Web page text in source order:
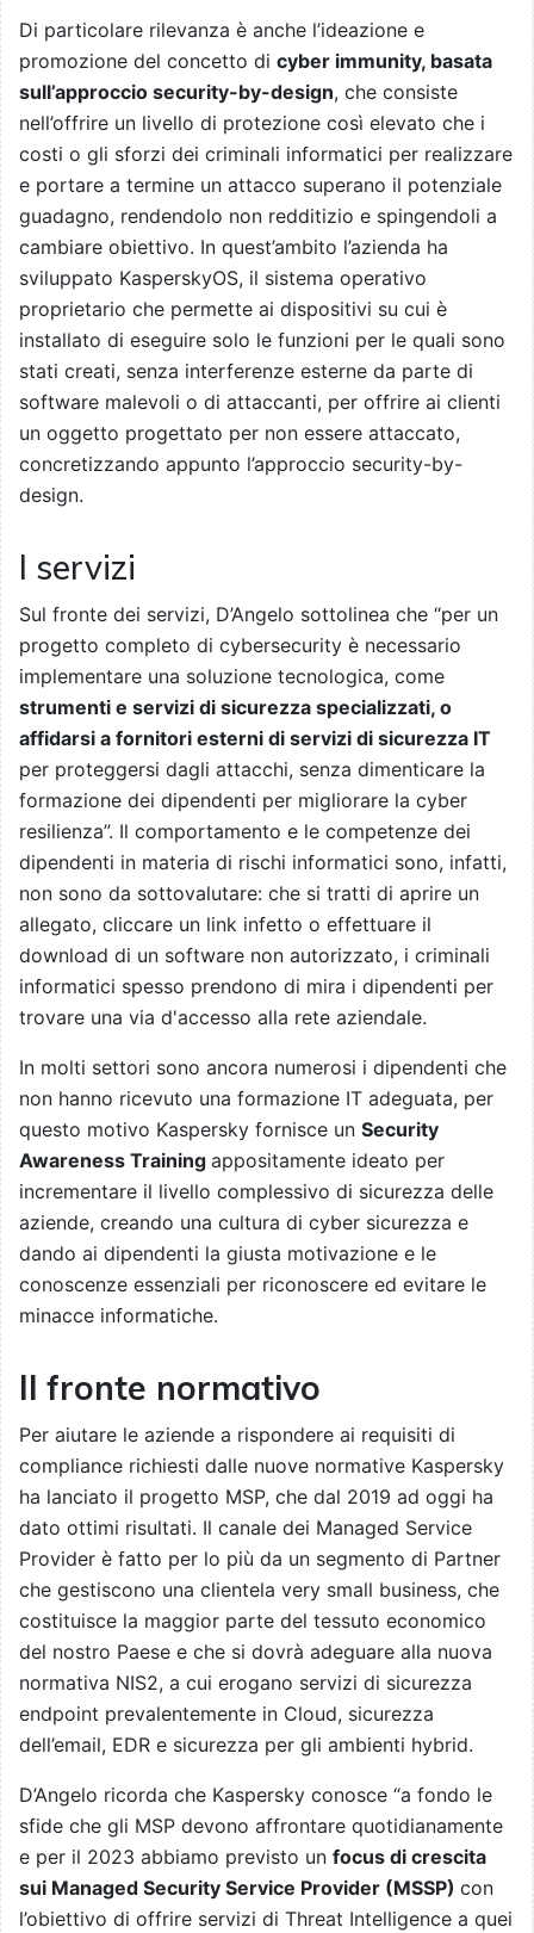
Di particolare rilevanza è anche l’ideazione e
promozione del concetto di cyber immunity, basata
sull’approccio security-by-design, che consiste
nell’offrire un livello di protezione così elevato che i
costi o gli sforzi dei criminali informatici per realizzare
e portare a termine un attacco superano il potenziale
guadagno, rendendolo non redditizio e spingendoli a
cambiare obiettivo. In quest’ambito l’azienda ha
sviluppato KasperskyOS, il sistema operativo
proprietario che permette ai dispositivi su cui è
installato di eseguire solo le funzioni per le quali sono
stati creati, senza interferenze esterne da parte di
software malevoli o di attaccanti, per offrire ai clienti
un oggetto progettato per non essere attaccato,
concretizzando appunto l’approccio security-by-
design.
I servizi
Sul fronte dei servizi, D’Angelo sottolinea che “per un
progetto completo di cybersecurity è necessario
implementare una soluzione tecnologica, come
strumenti e servizi di sicurezza specializzati, o
affidarsi a fornitori esterni di servizi di sicurezza IT
per proteggersi dagli attacchi, senza dimenticare la
formazione dei dipendenti per migliorare la cyber
resilienza”. Il comportamento e le competenze dei
dipendenti in materia di rischi informatici sono, infatti,
non sono da sottovalutare: che si tratti di aprire un
allegato, cliccare un link infetto o effettuare il
download di un software non autorizzato, i criminali
informatici spesso prendono di mira i dipendenti per
trovare una via d'accesso alla rete aziendale.
In molti settori sono ancora numerosi i dipendenti che
non hanno ricevuto una formazione IT adeguata, per
questo motivo Kaspersky fornisce un Security
Awareness Training appositamente ideato per
incrementare il livello complessivo di sicurezza delle
aziende, creando una cultura di cyber sicurezza e
dando ai dipendenti la giusta motivazione e le
conoscenze essenziali per riconoscere ed evitare le
minacce informatiche.
Il fronte normativo
Per aiutare le aziende a rispondere ai requisiti di
compliance richiesti dalle nuove normative Kaspersky
ha lanciato il progetto MSP, che dal 2019 ad oggi ha
dato ottimi risultati. Il canale dei Managed Service
Provider è fatto per lo più da un segmento di Partner
che gestiscono una clientela very small business, che
costituisce la maggior parte del tessuto economico
del nostro Paese e che si dovrà adeguare alla nuova
normativa NIS2, a cui erogano servizi di sicurezza
endpoint prevalentemente in Cloud, sicurezza
dell’email, EDR e sicurezza per gli ambienti hybrid.
D’Angelo ricorda che Kaspersky conosce “a fondo le
sfide che gli MSP devono affrontare quotidianamente
e per il 2023 abbiamo previsto un focus di crescita
sui Managed Security Service Provider (MSSP) con
l’obiettivo di offrire servizi di Threat Intelligence a quei